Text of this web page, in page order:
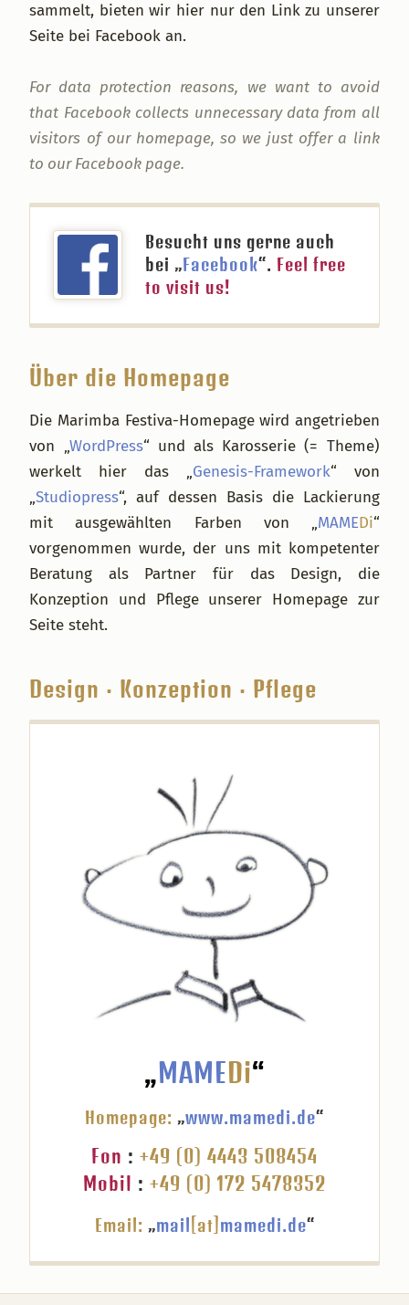
sammelt, bieten wir hier nur den Link zu unserer
Seite bei Facebook an.
For data protection reasons, we want to avoid
that Facebook collects unnecessary data from all
visitors of our homepage, so we just offer a link
to our Facebook page.
Besucht uns gerne auch
bei „Facebook“. Feel free
to visit us!
Über die Homepage
Die Marimba Festiva-Homepage wird angetrieben
von „WordPress“ und als Karosserie (= Theme)
werkelt hier das „Genesis-Framework“ von
„Studiopress“, auf dessen Basis die Lackierung
mit ausgewählten Farben von „MAMEDi“
vorgenommen wurde, der uns mit kompetenter
Beratung als Partner für das Design, die
Konzeption und Pflege unserer Homepage zur
Seite steht.
Design · Konzeption · Pflege
„MAMEDi“
Homepage: „www.mamedi.de“
Fon : +49 (0) 4443 508454
Mobil : +49 (0) 172 5478352
Email: „mail[at]mamedi.de“